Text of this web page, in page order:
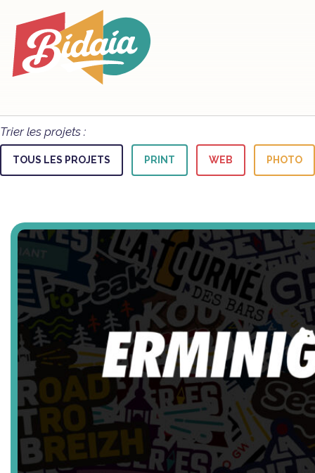
Trier les projets :
TOUS LES PROJETS PRINT WEB PHOTO